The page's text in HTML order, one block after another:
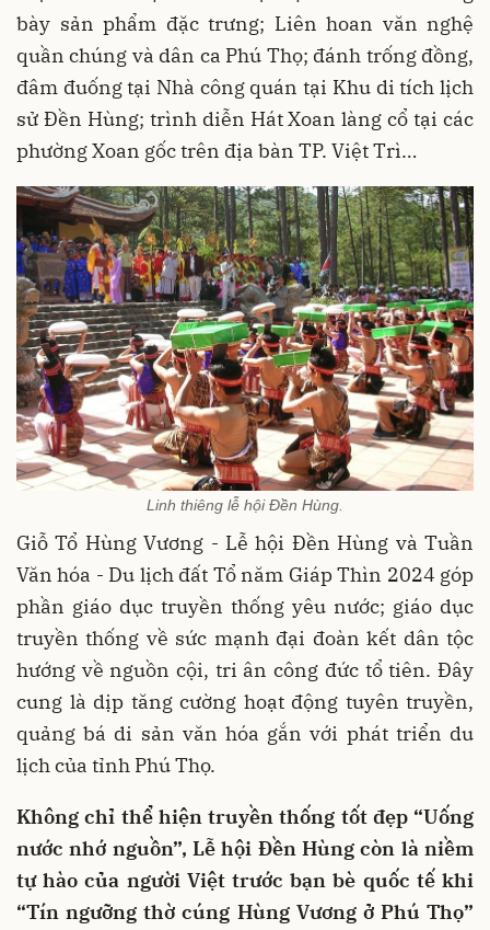
bày sản phẩm đặc trưng; Liên hoan văn nghệ
quần chúng và dân ca Phú Thọ; đánh trống đồng,
đâm đuống tại Nhà công quán tại Khu di tích lịch
sử Đền Hùng; trình diễn Hát Xoan làng cổ tại các
phường Xoan gốc trên địa bàn TP. Việt Trì…
Linh thiêng lễ hội Đền Hùng.
Giỗ Tổ Hùng Vương - Lễ hội Đền Hùng và Tuần
Văn hóa - Du lịch đất Tổ năm Giáp Thìn 2024 góp
phần giáo dục truyền thống yêu nước; giáo dục
truyền thống về sức mạnh đại đoàn kết dân tộc
hướng về nguồn cội, tri ân công đức tổ tiên. Đây
cung là dịp tăng cường hoạt động tuyên truyền,
quảng bá di sản văn hóa gắn với phát triển du
lịch của tỉnh Phú Thọ.
Không chỉ thể hiện truyền thống tốt đẹp “Uống
nước nhớ nguồn”, Lễ hội Đền Hùng còn là niềm
tự hào của người Việt trước bạn bè quốc tế khi
“Tín ngưỡng thờ cúng Hùng Vương ở Phú Thọ”